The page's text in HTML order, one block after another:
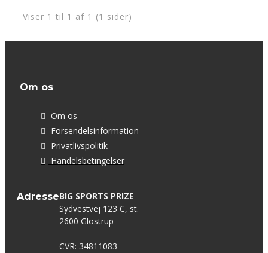
Viser 1 til 1 af 1 (1 sider)
Om os
Om os
Forsendelsinformation
Privatlivspolitik
Handelsbetingelser
AdresseBIG SPORTS PRIZE
Sydvestvej 123 C, st.
2600 Glostrup
CVR: 34811083